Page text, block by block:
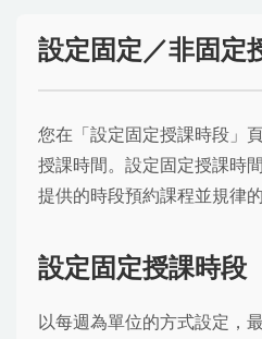
設定固定／非固定
您在 「設定固定授課時段」
授課時間。設定固定授課時
提供的時段預約課程並規律的
設定固定授課時段
以每週為單位的方式設定，